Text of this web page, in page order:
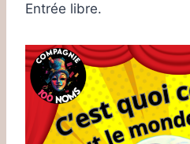
Entrée libre.